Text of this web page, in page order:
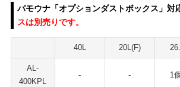
パモウナ「オプションダストボックス」対
スは別売りです。
40L 20L(F)
AL-
400KPL
- - 1